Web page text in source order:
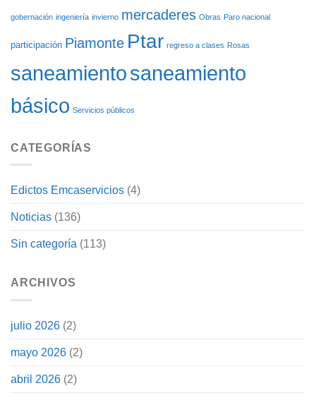
gobernación ingeniería invierno mercaderes Obras Paro nacional
participación Piamonte Ptar regreso a clases Rosas
saneamientosaneamiento
básico Servicios públicos
CATEGORÍAS
Edictos Emcaservicios (4)
Noticias (136)
Sin categoría (113)
ARCHIVOS
julio 2026 (2)
mayo 2026 (2)
abril 2026 (2)